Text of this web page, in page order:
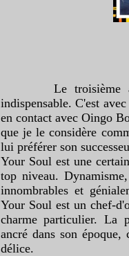
Le troisième
indispensable. C'est
en contact avec Oingo
que je le considère
lui préférer son
Your Soul est une
top niveau.
innombrables et
Your Soul est un chef-
charme particulier. La
ancré dans son
délice.